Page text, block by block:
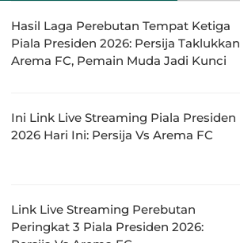
Hasil Laga Perebutan Tempat Ketiga
Piala Presiden 2026: Persija Taklukkan
Arema FC, Pemain Muda Jadi Kunci
Ini Link Live Streaming Piala Presiden
2026 Hari Ini: Persija Vs Arema FC
Link Live Streaming Perebutan
Peringkat 3 Piala Presiden 2026: